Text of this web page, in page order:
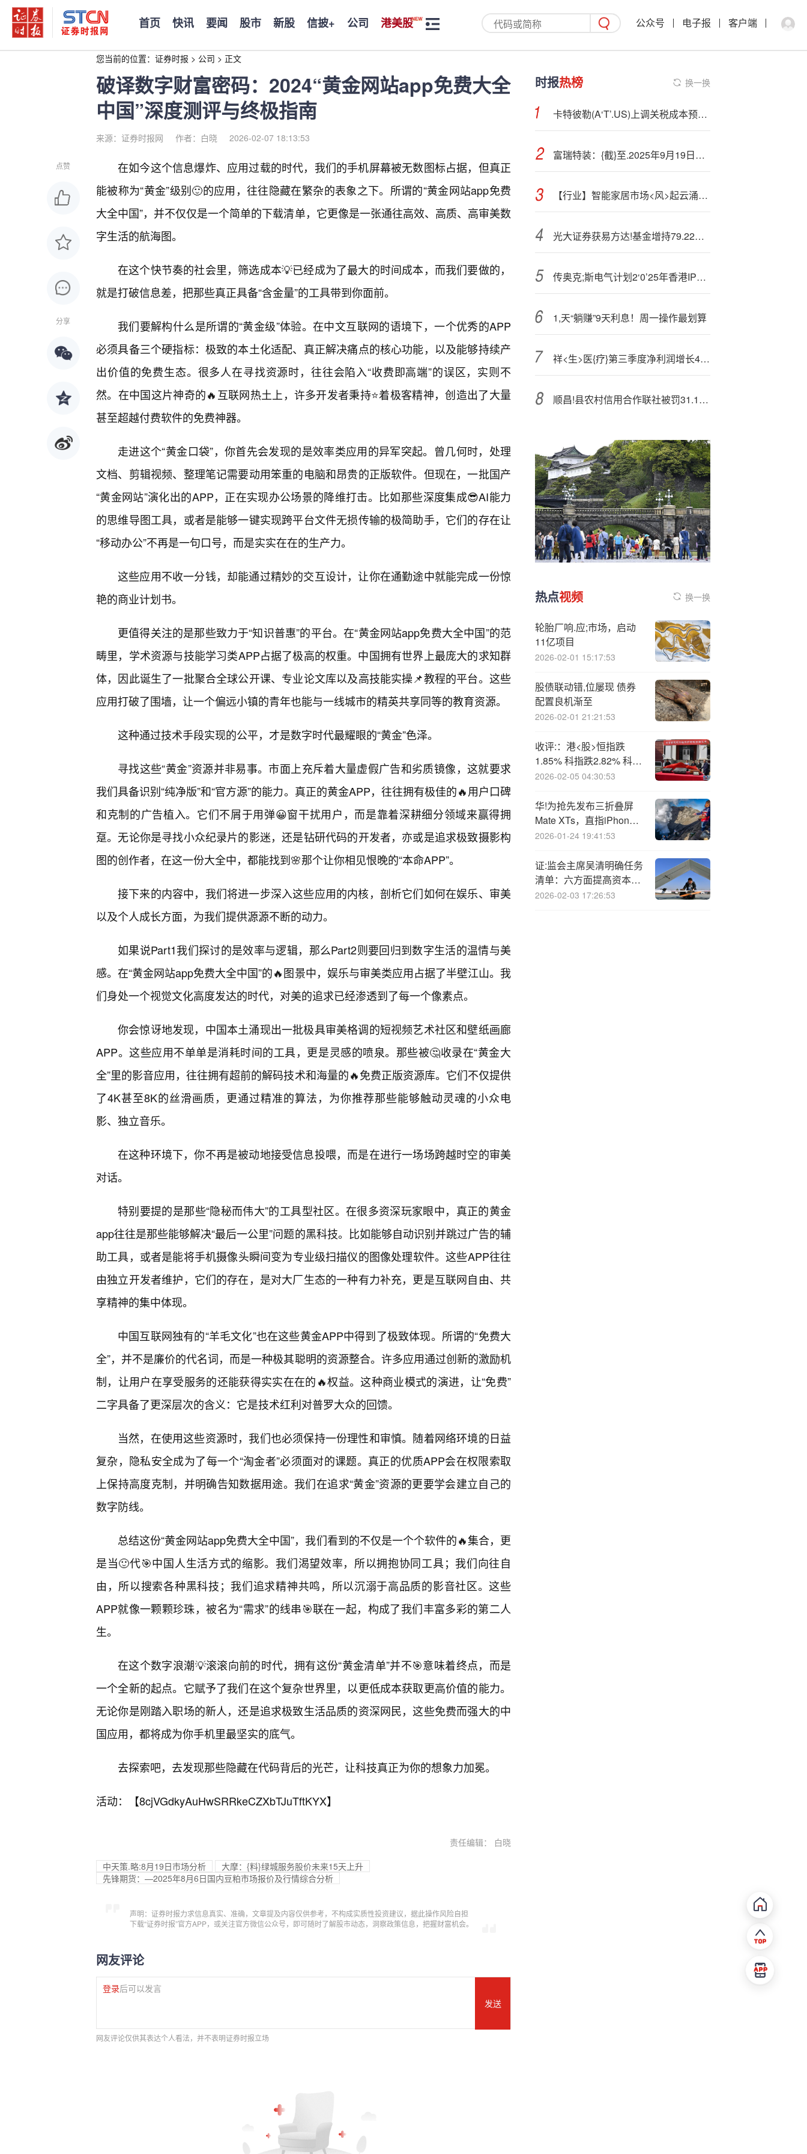
首页 快讯 要闻 股市 新股 信披+ 公司 港美股 公众号 电子报 客户端
您当前的位置： 证券时报 > 公司 > 正文
破译数字财富密码：2024“黄金网站app免费大全
中国”深度测评与终极指南
来源：证券时报网 作者：白晓 2026-02-07 18:13:53
点赞
分享
在如今这个信息爆炸、应用过载的时代，我们的手机屏幕被无数图标占据，但真正
能被称为“黄金”级别🙂的应用，往往隐藏在繁杂的表象之下。所谓的“黄金网站app免费
大全中国”，并不仅仅是一个简单的下载清单，它更像是一张通往高效、高质、高审美数
字生活的航海图。
在这个快节奏的社会里，筛选成本💡已经成为了最大的时间成本，而我们要做的，
就是打破信息差，把那些真正具备“含金量”的工具带到你面前。
我们要解构什么是所谓的“黄金级”体验。在中文互联网的语境下，一个优秀的APP
必须具备三个硬指标：极致的本土化适配、真正解决痛点的核心功能，以及能够持续产
出价值的免费生态。很多人在寻找资源时，往往会陷入“收费即高端”的误区，实则不
然。在中国这片神奇的🔥互联网热土上，许多开发者秉持⭐着极客精神，创造出了大量
甚至超越付费软件的免费神器。
走进这个“黄金口袋”，你首先会发现的是效率类应用的异军突起。曾几何时，处理
文档、剪辑视频、整理笔记需要动用笨重的电脑和昂贵的正版软件。但现在，一批国产
“黄金网站”演化出的APP，正在实现办公场景的降维打击。比如那些深度集成😎AI能力
的思维导图工具，或者是能够一键实现跨平台文件无损传输的极简助手，它们的存在让
“移动办公”不再是一句口号，而是实实在在的生产力。
这些应用不收一分钱，却能通过精妙的交互设计，让你在通勤途中就能完成一份惊
艳的商业计划书。
更值得关注的是那些致力于“知识普惠”的平台。在“黄金网站app免费大全中国”的范
畴里，学术资源与技能学习类APP占据了极高的权重。中国拥有世界上最庞大的求知群
体，因此诞生了一批聚合全球公开课、专业论文库以及高技能实操📌教程的平台。这些
应用打破了围墙，让一个偏远小镇的青年也能与一线城市的精英共享同等的教育资源。
这种通过技术手段实现的公平，才是数字时代最耀眼的“黄金”色泽。
寻找这些“黄金”资源并非易事。市面上充斥着大量虚假广告和劣质镜像，这就要求
我们具备识别“纯净版”和“官方源”的能力。真正的黄金APP，往往拥有极佳的🔥用户口碑
和克制的广告植入。它们不屑于用弹😀窗干扰用户，而是靠着深耕细分领域来赢得拥
趸。无论你是寻找小众纪录片的影迷，还是钻研代码的开发者，亦或是追求极致摄影构
图的创作者，在这一份大全中，都能找到🌸那个让你相见恨晚的“本命APP”。
接下来的内容中，我们将进一步深入这些应用的内核，剖析它们如何在娱乐、审美
以及个人成长方面，为我们提供源源不断的动力。
如果说Part1我们探讨的是效率与逻辑，那么Part2则要回归到数字生活的温情与美
感。在“黄金网站app免费大全中国”的🔥图景中，娱乐与审美类应用占据了半壁江山。我
们身处一个视觉文化高度发达的时代，对美的追求已经渗透到了每一个像素点。
你会惊讶地发现，中国本土涌现出一批极具审美格调的短视频艺术社区和壁纸画廊
APP。这些应用不单单是消耗时间的工具，更是灵感的喷泉。那些被🤔收录在“黄金大
全”里的影音应用，往往拥有超前的解码技术和海量的🔥免费正版资源库。它们不仅提供
了4K甚至8K的丝滑画质，更通过精准的算法，为你推荐那些能够触动灵魂的小众电
影、独立音乐。
在这种环境下，你不再是被动地接受信息投喂，而是在进行一场场跨越时空的审美
对话。
特别要提的是那些“隐秘而伟大”的工具型社区。在很多资深玩家眼中，真正的黄金
app往往是那些能够解决“最后一公里”问题的黑科技。比如能够自动识别并跳过广告的辅
助工具，或者是能将手机摄像头瞬间变为专业级扫描仪的图像处理软件。这些APP往往
由独立开发者维护，它们的存在，是对大厂生态的一种有力补充，更是互联网自由、共
享精神的集中体现。
中国互联网独有的“羊毛文化”也在这些黄金APP中得到了极致体现。所谓的“免费大
全”，并不是廉价的代名词，而是一种极其聪明的资源整合。许多应用通过创新的激励机
制，让用户在享受服务的还能获得实实在在的🔥权益。这种商业模式的演进，让“免费”
二字具备了更深层次的含义：它是技术红利对普罗大众的回馈。
当然，在使用这些资源时，我们也必须保持一份理性和审慎。随着网络环境的日益
复杂，隐私安全成为了每一个“淘金者”必须面对的课题。真正的优质APP会在权限索取
上保持高度克制，并明确告知数据用途。我们在追求“黄金”资源的更要学会建立自己的
数字防线。
总结这份“黄金网站app免费大全中国”，我们看到的不仅是一个个软件的🔥集合，更
是当🙂代🎯中国人生活方式的缩影。我们渴望效率，所以拥抱协同工具；我们向往自
由，所以搜索各种黑科技；我们追求精神共鸣，所以沉溺于高品质的影音社区。这些
APP就像一颗颗珍珠，被名为“需求”的线串🎯联在一起，构成了我们丰富多彩的第二人
生。
在这个数字浪潮💡滚滚向前的时代，拥有这份“黄金清单”并不🎯意味着终点，而是
一个全新的起点。它赋予了我们在这个复杂世界里，以更低成本获取更高价值的能力。
无论你是刚踏入职场的新人，还是追求极致生活品质的资深网民，这些免费而强大的中
国应用，都将成为你手机里最坚实的底气。
去探索吧，去发现那些隐藏在代码背后的光芒，让科技真正为你的想象力加冕。
活动：【8cjVGdkyAuHwSRRkeCZXbTJuTftKYX】
责任编辑： 白晓
中天策.略:8月19日市场分析
大摩：{料}绿城服务股价未来15天上升
先锋期货：—2025年8月6日国内豆粕市场报价及行情综合分析
声明：证券时报力求信息真实、准确，文章提及内容仅供参考，不构成实质性投资建议，据此操作风险自担
下载“证券时报”官方APP，或关注官方微信公众号，即可随时了解股市动态，洞察政策信息，把握财富机会。
网友评论
登录后可以发言
发送
网友评论仅供其表达个人看法，并不表明证券时报立场
时报热榜 换一换
卡特彼勒(A‘T’.US)上调关税成本预警：全年冲击最高达18亿美元！
富瑞特装：{截}至.2025年9月19日，公司股东人数为42402户
【行业】智能家居市场<风>起云涌，企业亟待冲破“伪智能”桎梏
光大证券获易方达!基金增持79.22万股 每股作价约11.13港元
传奥克;斯电气计划2‘0’25年香港IPO 预计集资6亿至8亿美元
1,天“躺赚”9天利息！周一操作最划算
祥<生>医{疗}第三季度净利润增长42% AI+超声融合发展
顺昌!县农村信用合作联社被罚31.17万元：违反人民币银行结算账户管理规定等
热点视频 换一换
轮胎厂响.应;市场，启动
11亿项目
2026-02-01 15:17:53
股债联动错,位屡现 债券
配置良机渐至
2026-02-01 21:21:53
收评:：港<股>恒指跌
1.85% 科指跌2.82% 科网
股普跌 锂电池板块走弱
2026-02-05 04:30:53
华!为抢先发布三折叠屏
Mate XTs，直指iPhone
17市场竞争
2026-01-24 19:41:53
证:监会主席吴清明确任务
清单：六方面提高资本市
场制度包容性、适应性
2026-02-03 17:26:53